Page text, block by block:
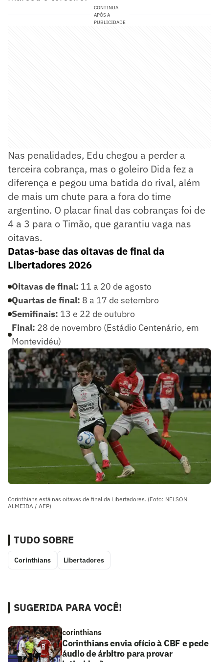
CONTINUA
APÓS A
PUBLICIDADE
Nas penalidades, Edu chegou a perder a
terceira cobrança, mas o goleiro Dida fez a
diferença e pegou uma batida do rival, além
de mais um chute para a fora do time
argentino. O placar final das cobranças foi de
4 a 3 para o Timão, que garantiu vaga nas
oitavas.
Datas-base das oitavas de final da
Libertadores 2026
Oitavas de final: 11 a 20 de agosto
Quartas de final: 8 a 17 de setembro
Semifinais: 13 e 22 de outubro
Final: 28 de novembro (Estádio Centenário, em
Montevidéu)
Corinthians está nas oitavas de final da Libertadores. (Foto: NELSON
ALMEIDA / AFP)
TUDO SOBRE
Corinthians Libertadores
SUGERIDA PARA VOCÊ!
corinthians
Corinthians envia ofício à CBF e pede
áudio de árbitro para provar